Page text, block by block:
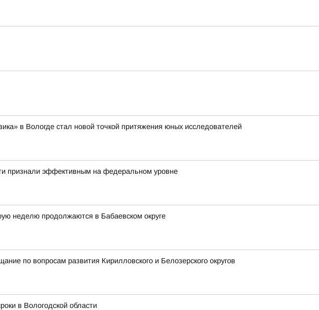
в Вологде стал новой точкой притяжения юных исследователей
признали эффективным на федеральном уровне
неделю продолжаются в Бабаевском округе
по вопросам развития Кирилловского и Белозерского округов
в Вологодской области